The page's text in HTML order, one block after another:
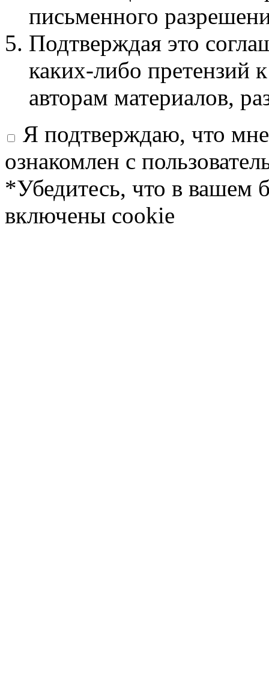
письменного
Подтверждая это
каких-либо претензий
авторам материалов,
Я подтверждаю, что
ознакомлен с
*Убедитесь, что в вашем
включены cookie